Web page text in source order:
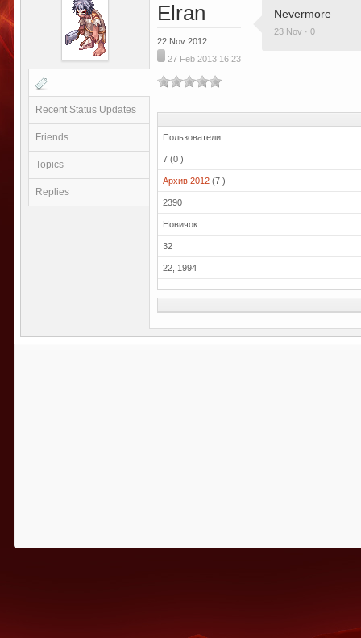
Recent Status Updates
Friends
Topics
Replies
Elran
22 Nov 2012
27 Feb 2013 16:23
Nevermore
23 Nov · 0
Пользователи
7 (0 )
Архив 2012 (7 )
2390
Новичок
32
22, 1994